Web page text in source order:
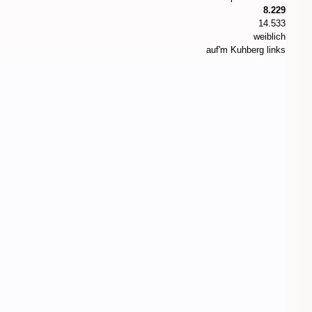
8.229
14.533
weiblich
auf'm Kuhberg links